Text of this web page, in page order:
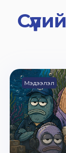
Мэдээлэл